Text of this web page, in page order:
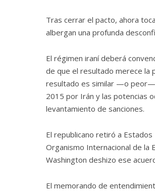
Tras cerrar el pacto, ahora
albergan una profunda
El régimen iraní deberá
de que el resultado merece la
resultado es similar —o peor—
2015 por Irán y las potencias
levantamiento de sanciones.
El republicano retiró a
Organismo Internacional de la
Washington deshizo ese
El memorando de